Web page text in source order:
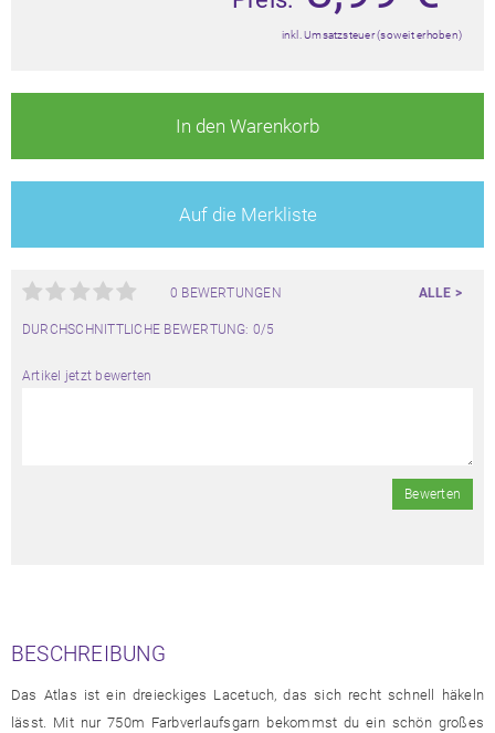
inkl. Umsatzsteuer (soweit erhoben)
In den Warenkorb
Auf die Merkliste
0 BEWERTUNGEN ALLE >
DURCHSCHNITTLICHE BEWERTUNG: 0/5
Artikel jetzt bewerten
Bewerten
BESCHREIBUNG
Das Atlas ist ein dreieckiges Lacetuch, das sich recht schnell häkeln
lässt. Mit nur 750m Farbverlaufsgarn bekommst du ein schön großes